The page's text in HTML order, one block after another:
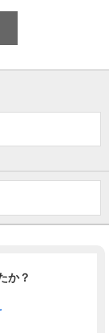
か？